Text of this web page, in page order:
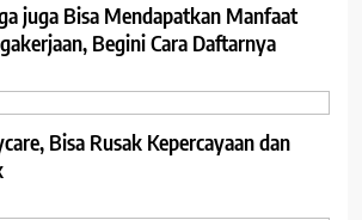
juga Bisa Mendapatkan Manfaat
Begini Cara Daftarnya
Bisa Rusak Kepercayaan dan